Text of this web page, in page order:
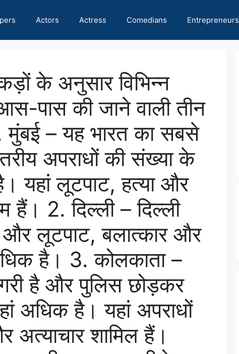
Actors Actress Comedians Entrepreneurs
के अनुसार विभिन्न
पास की जाने वाली तीन
मुंबई – यह भारत का सबसे
अपराधों की संख्या के
यहां लूटपाट, हत्या और
हैं। 2. दिल्ली – दिल्ली
लूटपाट, बलात्कार और
है। 3. कोलकाता –
है और पुलिस छोड़कर
अधिक है। यहां अपराधों
शामिल हैं।